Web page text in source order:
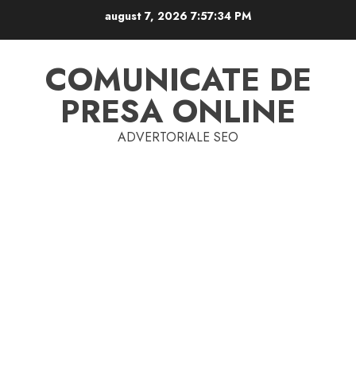
august 7, 2026 7:57:34 PM
COMUNICATE DE
PRESA ONLINE
ADVERTORIALE SEO